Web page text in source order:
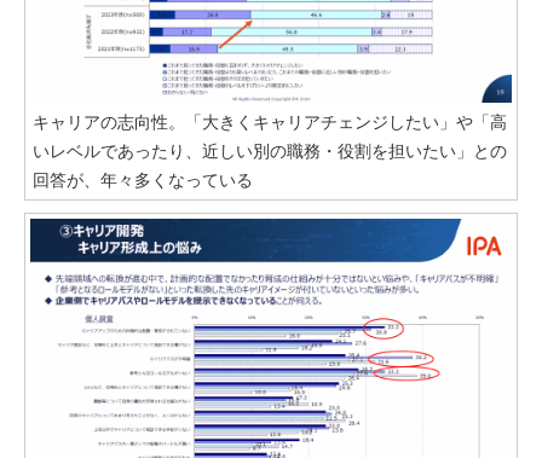
キャリアの志向性。「大きくキャリアチェンジしたい」や「高
いレベルであったり、近しい別の職務・役割を担いたい」との
回答が、年々多くなっている